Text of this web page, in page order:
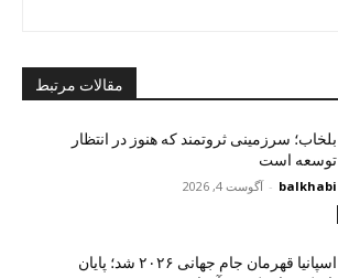
مقالات مرتبط
بلخاب؛ سرزمینی ثروتمند که هنوز در انتظار
توسعه است
balkhabi
- آگوست 4, 2026
اسپانیا قهرمان جام جهانی ۲۰۲۶ شد؛ پایان